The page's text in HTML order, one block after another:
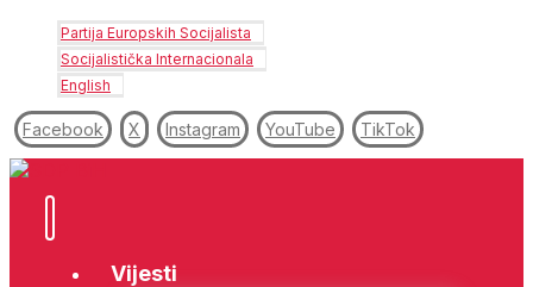
Partija Europskih Socijalista
Socijalistička Internacionala
English
Facebook X Instagram YouTube TikTok
Vijesti